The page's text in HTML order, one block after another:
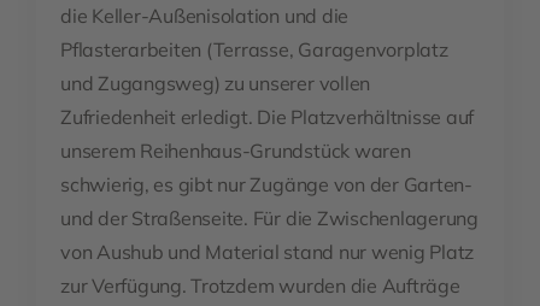
die Keller-Außenisolation und die
Pflasterarbeiten (Terrasse, Garagenvorplatz
und Zugangsweg) zu unserer vollen
Zufriedenheit erledigt. Die Platzverhältnisse auf
unserem Reihenhaus-Grundstück waren
schwierig, es gibt nur Zugänge von der Garten-
und der Straßenseite. Für die Zwischenlagerung
von Aushub und Material stand nur wenig Platz
zur Verfügung. Trotzdem wurden die Aufträge